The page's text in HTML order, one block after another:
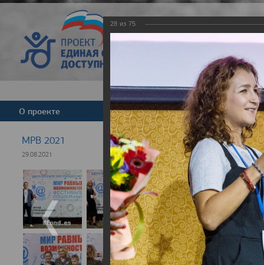
Версия для
О проекте Команда Новости
МРВ 2021
29.08.2021
28 из 75